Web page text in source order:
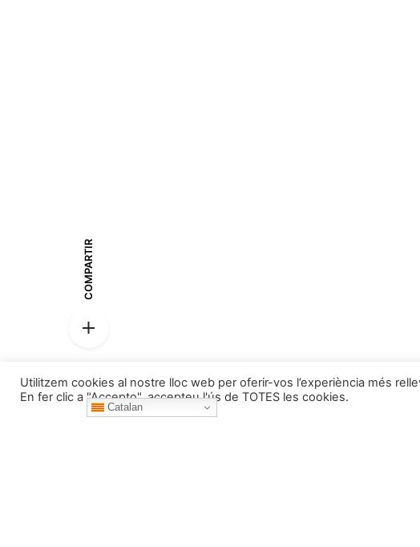
COMPARTIR
Pessebres Deulofeu
Utilitzem cookies al nostre lloc web per oferir-vos l’experiència més
En fer clic a "Accepto", accepteu l'ús de TOTES les cookies.
Catalan